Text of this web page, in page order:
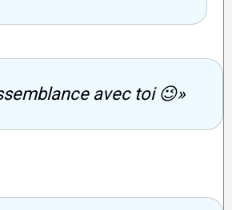
avec toi 😉»